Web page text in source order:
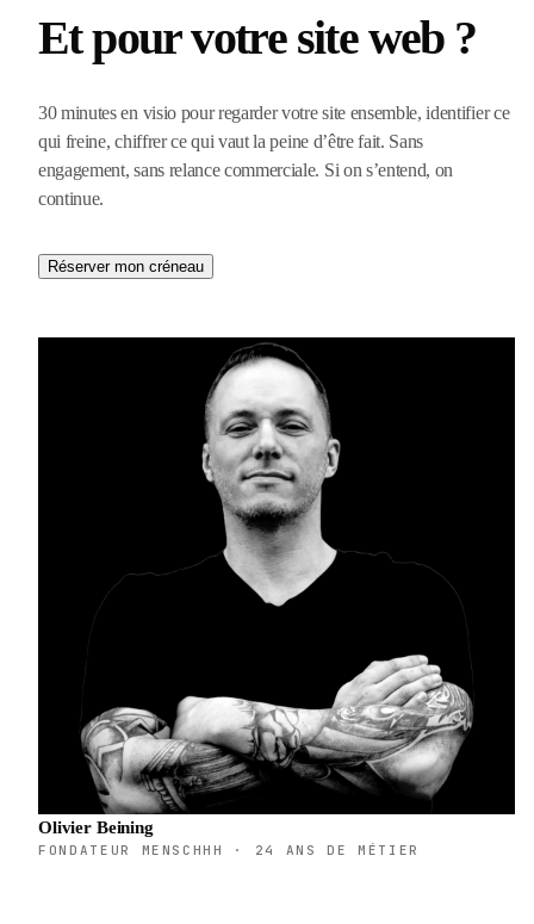
Et pour votre site web ?
30 minutes en visio pour regarder votre site ensemble, identifier ce
qui freine, chiffrer ce qui vaut la peine d’être fait. Sans
engagement, sans relance commerciale. Si on s’entend, on
continue.
Réserver mon créneau
Olivier Beining
FONDATEUR MENSCHHH · 24 ANS DE MÉTIER